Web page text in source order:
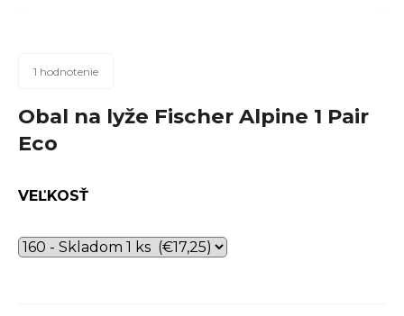
Priemerné
produktu
je
2,0
5
1 hodnotenie
Obal na lyže Fischer Alpine 1 Pair
Eco
VEĽKOSŤ
ť
?